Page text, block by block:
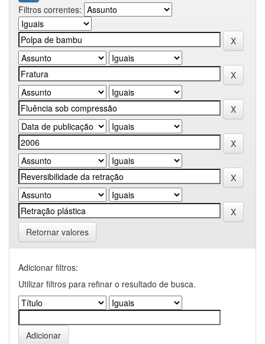
Filtros correntes:
Retornar valores
Adicionar filtros:
Utilizar filtros para refinar o resultado de busca.